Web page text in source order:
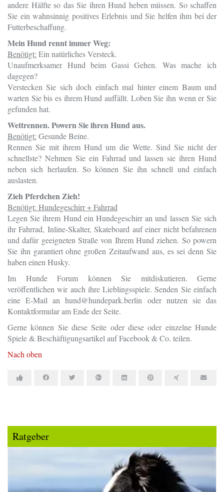
andere Hälfte so das Sie ihren Hund heben müssen. So schaffen
Sie ein wahnsinnig positives Erlebnis und Sie helfen ihm bei der
Futterbeschaffung.
Mein Hund rennt immer Weg:
Benötigt: Ein natürliches Versteck.
Unaufmerksamer Hund beim Gassi Gehen. Was mache ich
dagegen?
Verstecken Sie sich doch einfach mal hinter einem Baum und
warten Sie bis es ihrem Hund auffällt. Loben Sie ihn wenn er Sie
gefunden hat.
Wettrennen. Powern Sie ihren Hund aus.
Benötigt: Gesunde Beine.
Rennen Sie mit ihrem Hund um die Wette. Sind Sie nicht der
schnellste? Nehmen Sie ein Fahrrad und lassen sie ihren Hund
neben sich herlaufen. So können Sie ihn schnell und einfach
auslasten.
Zieh Pferdchen Zieh!
Benötigt: Hundegeschirr + Fahrrad
Legen Sie ihrem Hund ein Hundegeschirr an und lassen Sie sich
ihr Fahrrad, Inline-Skalter, Skateboard auf einer nicht befahrenen
und dafür geeigneten Straße von Ihrem Hund ziehen. So powern
Sie ihn garantiert ohne großen Zeitaufwand aus, es sei denn Sie
haben einen Husky.
Im Hunde Forum können Sie mitdiskutieren. Gerne
veröffentlichen wir auch ihre Lieblingsspiele. Senden Sie einfach
eine E-Mail an hund@hundepark.berlin oder nutzen sie das
Kontaktformular am Ende der Seite.
Gerne können Sie diese Seite oder diese oder einzelne Hunde
Spiele & Beschäftigungsartikel auf Facebook & Co. teilen.
Nach oben
Ratgeber